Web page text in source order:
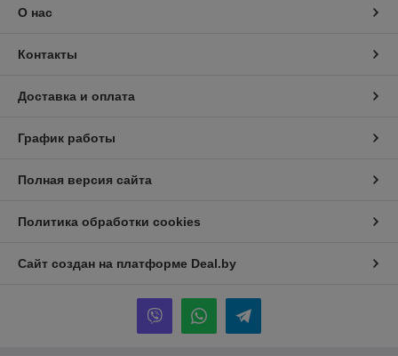
О нас
Контакты
Доставка и оплата
График работы
Полная версия сайта
Политика обработки cookies
Сайт создан на платформе Deal.by